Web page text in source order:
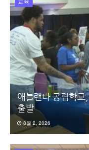
애틀랜타 공립학교,
출발
8월 2, 2026